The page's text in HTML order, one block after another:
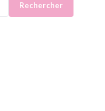
Rechercher